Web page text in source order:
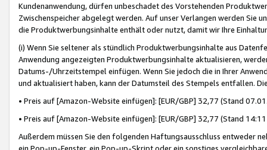
Kundenanwendung, dürfen unbeschadet des Vorstehenden
Zwischenspeicher abgelegt werden. Auf unser Verlangen werden Sie
die Produktwerbungsinhalte enthält oder nutzt, damit wir Ihre
(i) Wenn Sie seltener als stündlich Produktwerbungsinhalte aus
Anwendung angezeigten Produktwerbungsinhalte aktualisieren,
Datums-/Uhrzeitstempel einfügen. Wenn Sie jedoch die in Ihrer
und aktualisiert haben, kann der Datumsteil des Stempels entfallen.
• Preis auf [Amazon-Website einfügen]: [EUR/GBP] 32,77 (Stand
• Preis auf [Amazon-Website einfügen]: [EUR/GBP] 32,77 (Stand
Außerdem müssen Sie den folgenden Haftungsausschluss entweder
ein Pop-up-Fenster, ein Pop-up-Skript oder ein sonstiges